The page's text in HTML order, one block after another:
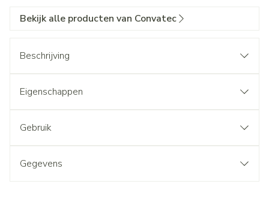
Bekijk alle producten van Convatec
Beschrijving
Eigenschappen
Gebruik
Gegevens